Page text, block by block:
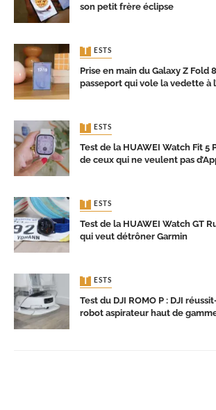
son petit frère éclipse
TESTS
Prise en main du Galaxy Z Fold
passeport qui vole la vedette à
TESTS
Test de la HUAWEI Watch Fit 5
de ceux qui ne veulent pas
TESTS
Test de la HUAWEI Watch GT
qui veut détrôner Garmin
TESTS
Test du DJI ROMO P : DJI
robot aspirateur haut de